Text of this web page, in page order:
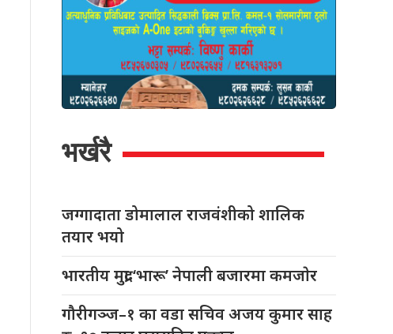
भर्खरै
जग्गादाता डोमालाल राजवंशीको शालिक
तयार भयो
भारतीय मुद्रा ‘भारू’ नेपाली बजारमा कमजाेर
गौरीगञ्ज–१ का वडा सचिव अजय कुमार साह